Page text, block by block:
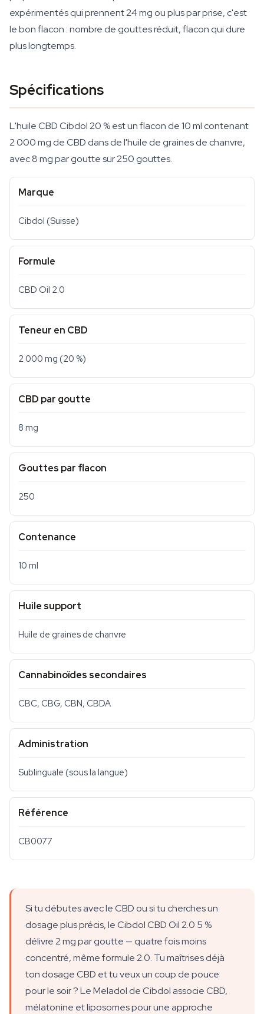
expérimentés qui prennent 24 mg ou plus par prise, c'est
le bon flacon : nombre de gouttes réduit, flacon qui dure
plus longtemps.
Spécifications
L'huile CBD Cibdol 20 % est un flacon de 10 ml contenant
2 000 mg de CBD dans de l'huile de graines de chanvre,
avec 8 mg par goutte sur 250 gouttes.
Marque
Cibdol (Suisse)
Formule
CBD Oil 2.0
Teneur en CBD
2 000 mg (20 %)
CBD par goutte
8 mg
Gouttes par flacon
250
Contenance
10 ml
Huile support
Huile de graines de chanvre
Cannabinoïdes secondaires
CBC, CBG, CBN, CBDA
Administration
Sublinguale (sous la langue)
Référence
CB0077
Si tu débutes avec le CBD ou si tu cherches un
dosage plus précis, le Cibdol CBD Oil 2.0 5 %
délivre 2 mg par goutte — quatre fois moins
concentré, même formule 2.0. Tu maîtrises déjà
ton dosage CBD et tu veux un coup de pouce
pour le soir ? Le Meladol de Cibdol associe CBD,
mélatonine et liposomes pour une approche